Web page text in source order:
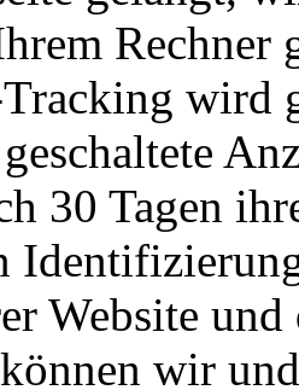
Rechner
wird
30 Tagen
Website
wir